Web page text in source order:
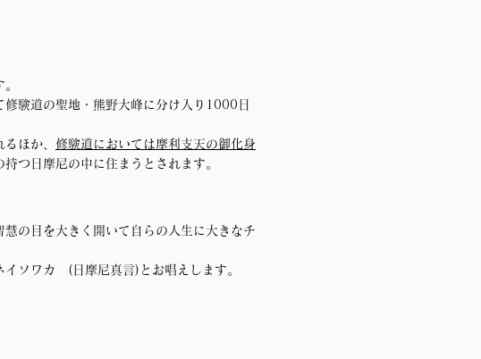
験道の聖地・熊野大峰に分け入り1000日
ほか、 修験道においては摩利支天の御化身
つ日摩尼の中に住まうとされます。
の目を大きく開いて自らの人生に大きなチ
ソワカ (日摩尼真言)とお唱えします。